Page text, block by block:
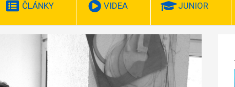
ČLÁNKY VIDEA JUNIOR